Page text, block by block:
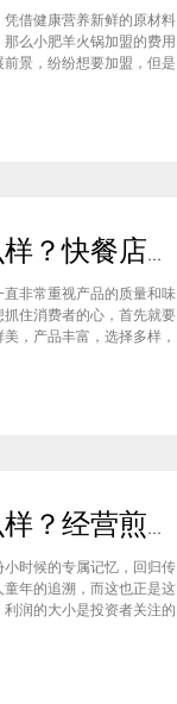
借健康营养新鲜的原材料
么小肥羊火锅加盟的费用
景，纷纷想要加盟，但是
非常热门的项目，很多有
快乐星汉堡加盟连锁店怎么样？快餐店中产品口味如何？
非常重视产品的质量和味
住消费者的心，首先就要
，产品丰富，选择多样，
怎么样？这个品牌在市场
石小沫煎饼果儿加盟店怎么样？经营煎饼果子店利润如何
时候的专属记忆，回归传
年的追溯，而这也正是这
润的大小是投资者关注的
煎饼果儿加盟店怎么样？